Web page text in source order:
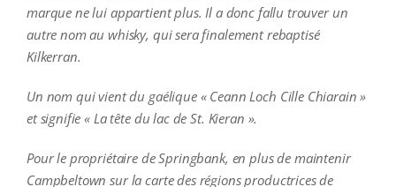
marque ne lui appartient plus. Il a donc fallu trouver un
autre nom au whisky, qui sera finalement rebaptisé
Kilkerran.
Un nom qui vient du gaélique « Ceann Loch Cille Chiarain »
et signifie « La tête du lac de St. Kieran ».
Pour le propriétaire de Springbank, en plus de maintenir
Campbeltown sur la carte des régions productrices de